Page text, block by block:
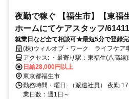
夜勤で稼ぐ 【福生市】【東福
ホームにてケアスタッフ/
就業日など全て相談可★最短5分で登録完
(株)ウィルオブ・ワーク ライフケ
アクセス: ・最寄り駅：東福生(八
日給28,000円以上
東京都福生市
勤務時間・曜日: （派遣社員） 夜勤
業日数：週1日～​